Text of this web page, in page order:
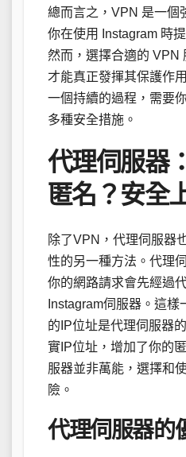
總而言之，VPN 是一個
你在使用 Instagram 時
然而，選擇合適的 VPN
才能真正發揮其保護作
一個持續的過程，需要
多種安全措施。
代理伺服器
匿名？安全
除了VPN，代理伺服器
性的另一種方法。代理
你的網路請求會先經過
Instagram伺服器。這樣
的IP位址是代理伺服器
實IP位址，增加了你的
服器並非萬能，選擇和
險。
代理伺服器的